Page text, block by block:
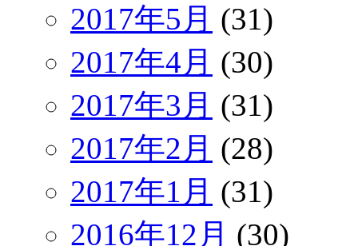
2017年5月 (31)
2017年4月 (30)
2017年3月 (31)
2017年2月 (28)
2017年1月 (31)
2016年12月 (30)